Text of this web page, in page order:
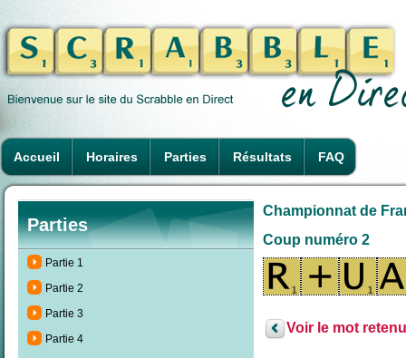
Accueil Horaires Parties Résultats FAQ
Parties
Partie 1
Partie 2
Partie 3
Partie 4
Championnat de
Coup numéro 2
Voir le mot